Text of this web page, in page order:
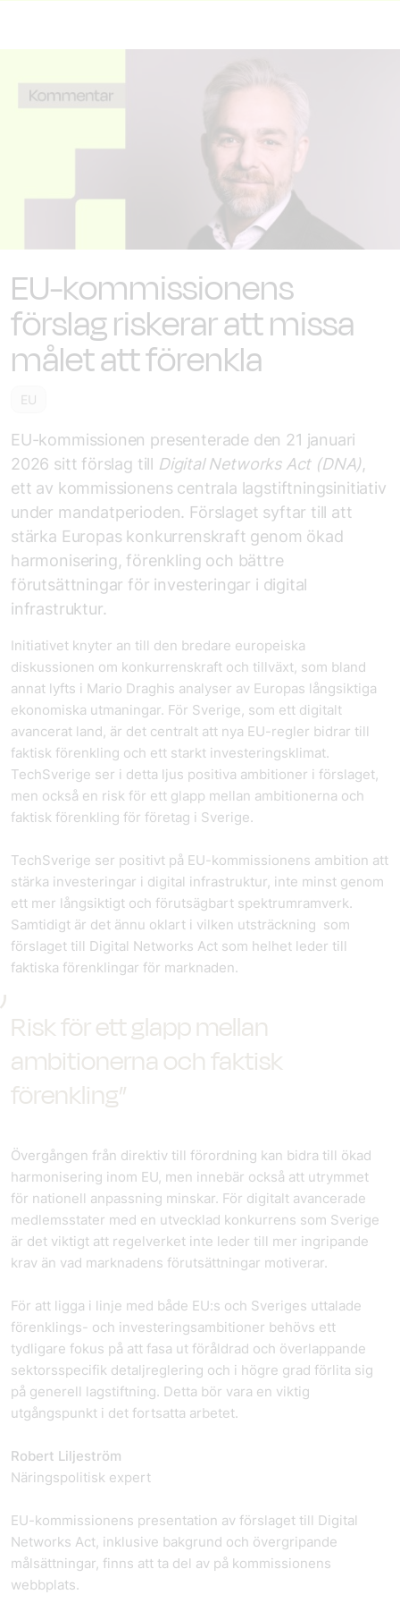
EU-kommissionens
förslag riskerar att missa
målet att förenkla
EU
EU-kommissionen presenterade den 21 januari
2026 sitt förslag till Digital Networks Act (DNA),
ett av kommissionens centrala lagstiftningsinitiativ
under mandatperioden. Förslaget syftar till att
stärka Europas konkurrenskraft genom ökad
harmonisering, förenkling och bättre
förutsättningar för investeringar i digital
infrastruktur.
Initiativet knyter an till den bredare europeiska
diskussionen om konkurrenskraft och tillväxt, som bland
annat lyfts i Mario Draghis analyser av Europas långsiktiga
ekonomiska utmaningar. För Sverige, som ett digitalt
avancerat land, är det centralt att nya EU-regler bidrar till
faktisk förenkling och ett starkt investeringsklimat.
TechSverige ser i detta ljus positiva ambitioner i förslaget,
men också en risk för ett glapp mellan ambitionerna och
faktisk förenkling för företag i Sverige.
TechSverige ser positivt på EU-kommissionens ambition att
stärka investeringar i digital infrastruktur, inte minst genom
ett mer långsiktigt och förutsägbart spektrumramverk.
Samtidigt är det ännu oklart i vilken utsträckning som
förslaget till Digital Networks Act som helhet leder till
faktiska förenklingar för marknaden.
Risk för ett glapp mellan
ambitionerna och faktisk
förenkling”
Övergången från direktiv till förordning kan bidra till ökad
harmonisering inom EU, men innebär också att utrymmet
för nationell anpassning minskar. För digitalt avancerade
medlemsstater med en utvecklad konkurrens som Sverige
är det viktigt att regelverket inte leder till mer ingripande
krav än vad marknadens förutsättningar motiverar.
För att ligga i linje med både EU:s och Sveriges uttalade
förenklings- och investeringsambitioner behövs ett
tydligare fokus på att fasa ut föråldrad och överlappande
sektorsspecifik detaljreglering och i högre grad förlita sig
på generell lagstiftning. Detta bör vara en viktig
utgångspunkt i det fortsatta arbetet.
Robert Liljeström
Näringspolitisk expert
EU-kommissionens presentation av förslaget till Digital
Networks Act, inklusive bakgrund och övergripande
målsättningar, finns att ta del av på kommissionens
webbplats.